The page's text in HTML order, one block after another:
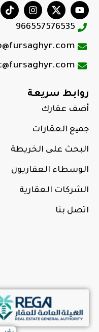
966557576535
روابط سريعة
أضف عقارك
جمیع العقارات
البحث علی الخريطة
الوسطاء العقاريون
الشركات العقارية
اتصل بنا